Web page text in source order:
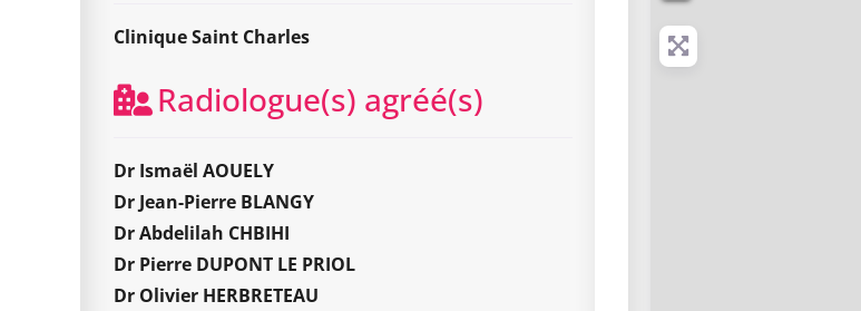
Clinique Saint Charles
Radiologue(s) agréé(s)
Dr Ismaël AOUELY
Dr Jean-Pierre BLANGY
Dr Abdelilah CHBIHI
Dr Pierre DUPONT LE PRIOL
Dr Olivier HERBRETEAU